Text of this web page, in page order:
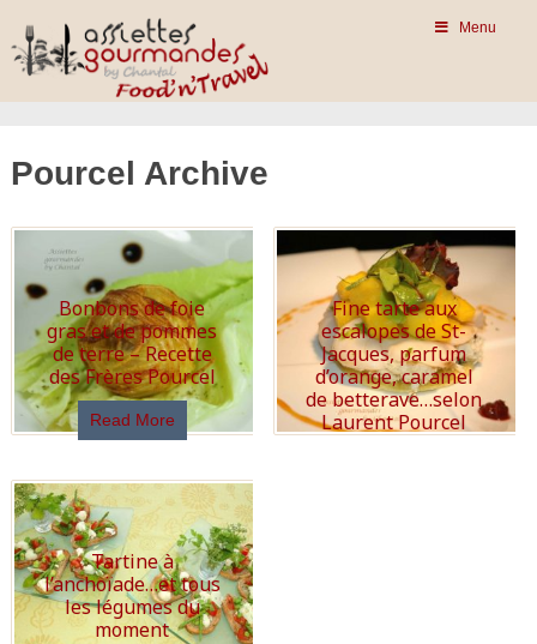
Menu
Pourcel Archive
Bonbons de foie
gras et de pommes
de terre – Recette
des Frères Pourcel
Read More
Fine tarte aux
escalopes de St-
Jacques, parfum
d’orange, caramel
de betterave…selon
Laurent Pourcel
Tartine à
l’anchoïade…et tous
les légumes du
moment